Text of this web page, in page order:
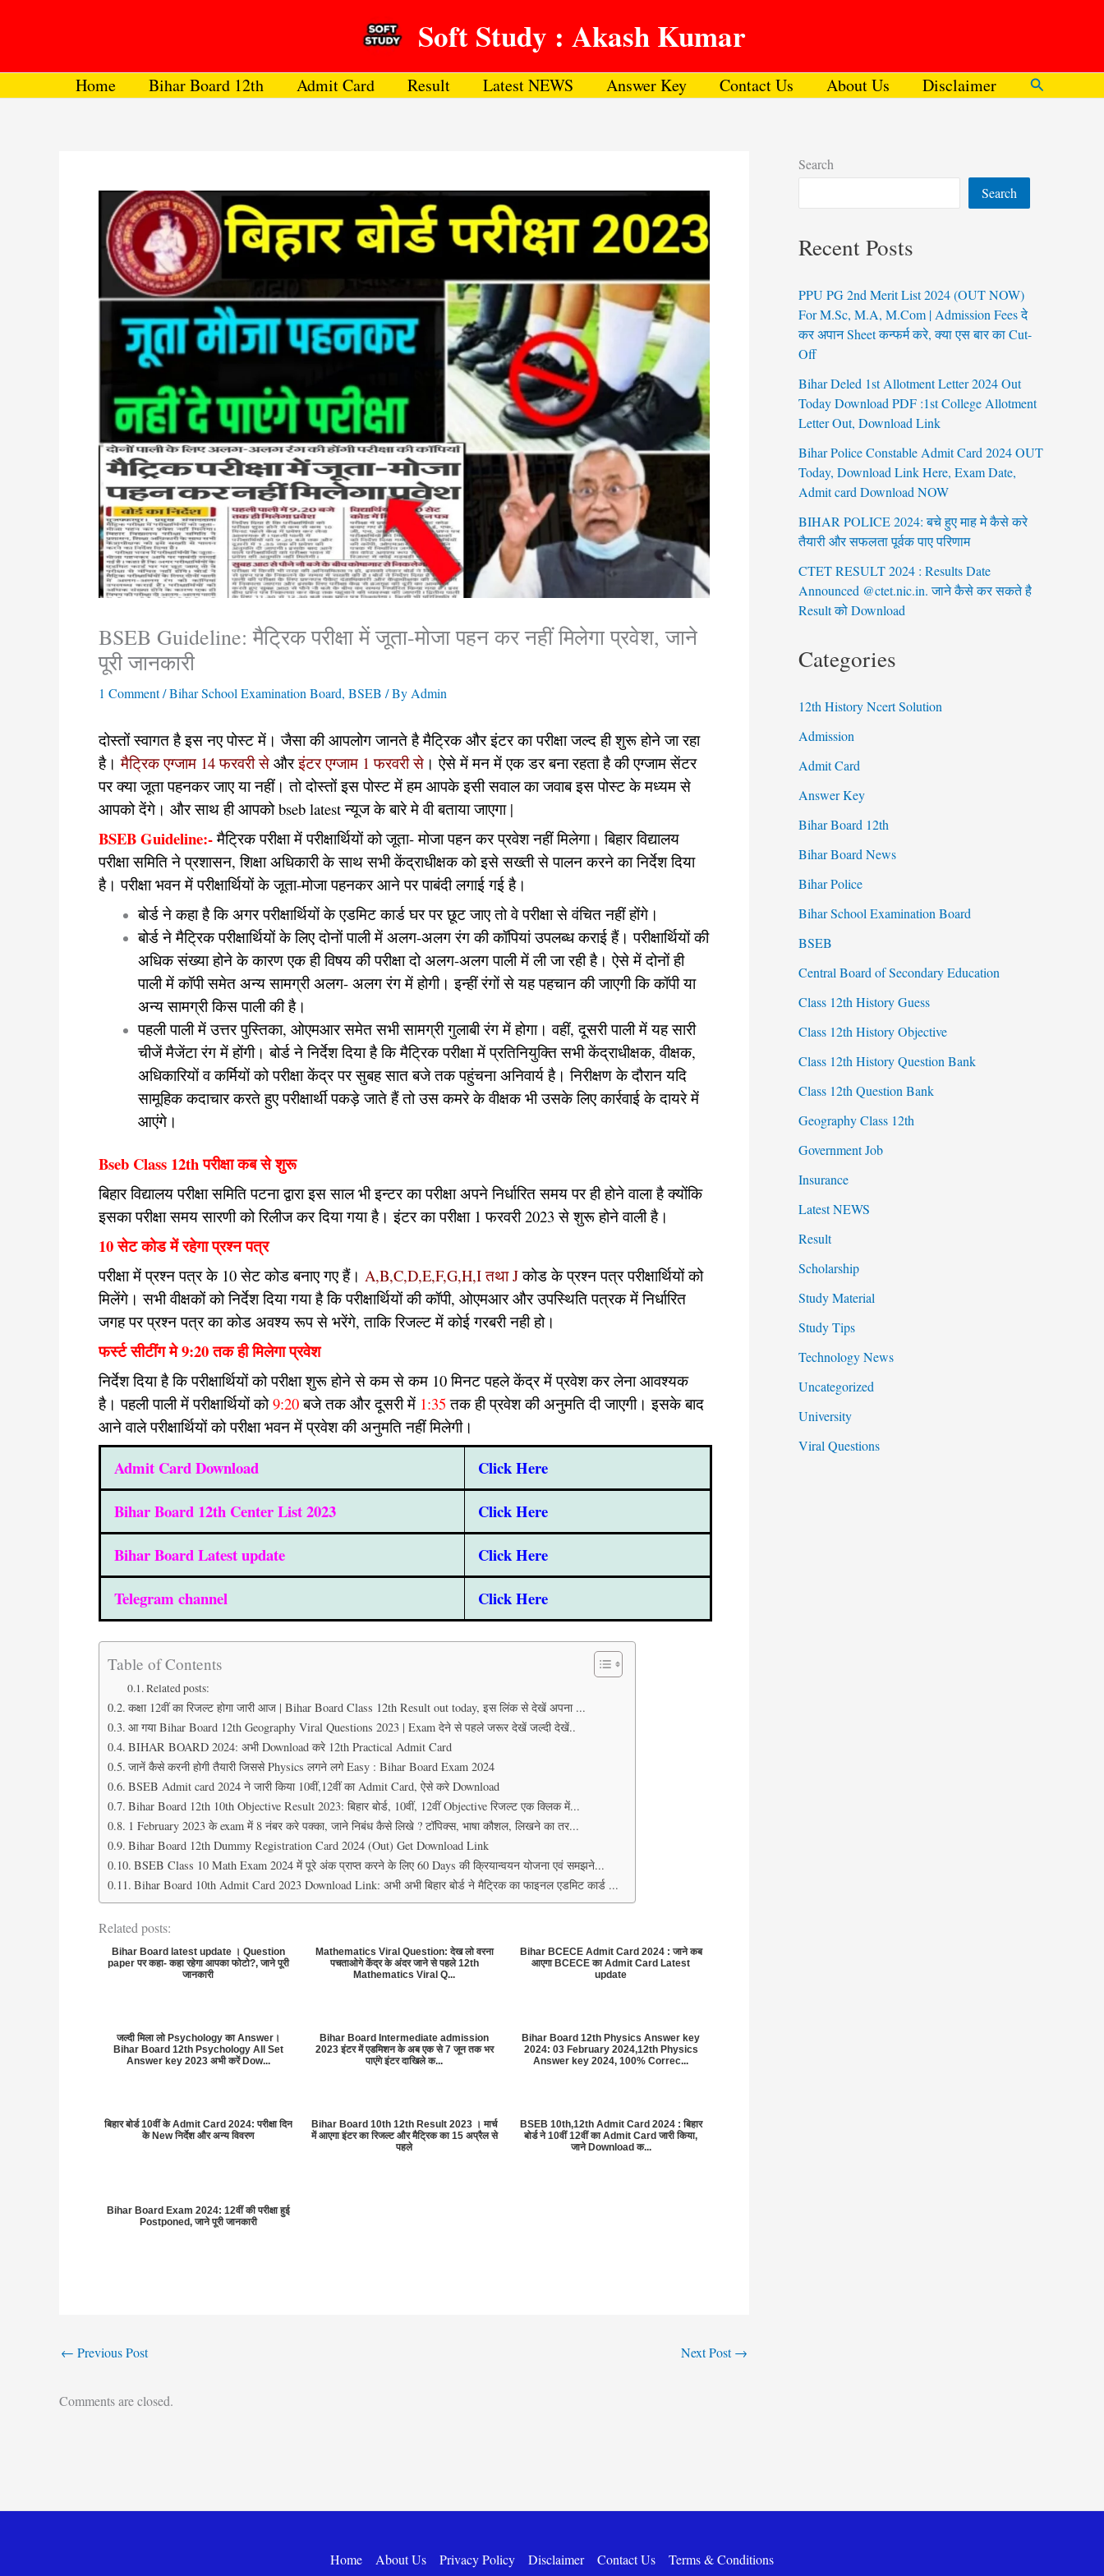
Soft Study : Akash Kumar
Home Bihar Board 12th Admit Card Result Latest NEWS Answer Key Contact Us About Us Disclaimer Search
BSEB Guideline: मैट्रिक परीक्षा में जूता-मोजा पहन कर नहीं मिलेगा प्रवेश, जाने
पूरी जानकारी
1 Comment/Bihar School Examination Board, BSEB / ByAdmin
दोस्तों स्वागत है इस नए पोस्ट में। जैसा की आपलोग जानते है मैट्रिक और इंटर का परीक्षा जल्द ही शुरू होने जा रहा
है।मैट्रिक एग्जाम 14 फरवरी से औरइंटर एग्जाम 1 फरवरी से । ऐसे में मन में एक डर बना रहता है की एग्जाम सेंटर
पर क्या जूता पहनकर जाए या नहीं। तो दोस्तों इस पोस्ट में हम आपके इसी सवाल का जवाब इस पोस्ट के मध्यम से
आपको देंगे। और साथ ही आपको bseb latest न्यूज के बारे मे वी बताया जाएगा |
BSEB Guideline:-मैट्रिक परीक्षा में परीक्षार्थियों को जूता- मोजा पहन कर प्रवेश नहीं मिलेगा। बिहार विद्यालय
परीक्षा समिति ने प्रशासन, शिक्षा अधिकारी के साथ सभी केंद्राधीक्षक को इसे सख्ती से पालन करने का निर्देश दिया
है। परीक्षा भवन में परीक्षार्थियों के जूता-मोजा पहनकर आने पर पाबंदी लगाई गई है।
बोर्ड ने कहा है कि अगर परीक्षार्थियों के एडमिट कार्ड घर पर छूट जाए तो वे परीक्षा से वंचित नहीं होंगे।
बोर्ड ने मैट्रिक परीक्षार्थियों के लिए दोनों पाली में अलग-अलग रंग की कॉपियां उपलब्ध कराई हैं। परीक्षार्थियों की
अधिक संख्या होने के कारण एक ही विषय की परीक्षा दो अलग-अलग पाली में ली जा रही है। ऐसे में दोनों ही
पाली में कॉपी समेत अन्य सामग्री अलग- अलग रंग में होगी। इन्हीं रंगों से यह पहचान की जाएगी कि कॉपी या
अन्य सामग्री किस पाली की है।
पहली पाली में उत्तर पुस्तिका, ओएमआर समेत सभी सामग्री गुलाबी रंग में होगा। वहीं, दूसरी पाली में यह सारी
चीजें मैजेंटा रंग में होंगी। बोर्ड ने निर्देश दिया है कि मैट्रिक परीक्षा में प्रतिनियुक्ति सभी केंद्राधीक्षक, वीक्षक,
अधिकारियों व कर्मियों को परीक्षा केंद्र पर सुबह सात बजे तक पहुंचना अनिवार्य है। निरीक्षण के दौरान यदि
सामूहिक कदाचार करते हुए परीक्षार्थी पकड़े जाते हैं तो उस कमरे के वीक्षक भी उसके लिए कार्रवाई के दायरे में
आएंगे।
Bseb Class 12th परीक्षा कब से शुरू
बिहार विद्यालय परीक्षा समिति पटना द्वारा इस साल भी इन्टर का परीक्षा अपने निर्धारित समय पर ही होने वाला है क्योंकि
इसका परीक्षा समय सारणी को रिलीज कर दिया गया है। इंटर का परीक्षा 1 फरवरी 2023 से शुरू होने वाली है।
10 सेट कोड में रहेगा प्रश्न पत्र
परीक्षा में प्रश्न पत्र के 10 सेट कोड बनाए गए हैं। A,B,C,D,E,F,G,H,I तथा Jकोड के प्रश्न पत्र परीक्षार्थियों को
मिलेंगे। सभी वीक्षकों को निर्देश दिया गया है कि परीक्षार्थियों की कॉपी, ओएमआर और उपस्थिति पत्रक में निर्धारित
जगह पर प्रश्न पत्र का कोड अवश्य रूप से भरेंगे, ताकि रिजल्ट में कोई गरबरी नही हो।
फर्स्ट सीटींग मे 9:20 तक ही मिलेगा प्रवेश
निर्देश दिया है कि परीक्षार्थियों को परीक्षा शुरू होने से कम से कम 10 मिनट पहले केंद्र में प्रवेश कर लेना आवश्यक
है। पहली पाली में परीक्षार्थियों को9:20बजे तक और दूसरी में 1:35 तक ही प्रवेश की अनुमति दी जाएगी। इसके बाद
आने वाले परीक्षार्थियों को परीक्षा भवन में प्रवेश की अनुमति नहीं मिलेगी।
Admit Card Download
Click Here
Bihar Board 12th Center List 2023
Click Here
Bihar Board Latest update
Click Here
Telegram channel
Click Here
Table of Contents
Related posts:
कक्षा 12वीं का रिजल्ट होगा जारी आज | Bihar Board Class 12th Result out today, इस लिंक से देखें अपना ...
आ गया Bihar Board 12th Geography Viral Questions 2023 | Exam देने से पहले जरूर देखें जल्दी देखें..
BIHAR BOARD 2024: अभी Download करे 12th Practical Admit Card
जानें कैसे करनी होगी तैयारी जिससे Physics लगने लगे Easy : Bihar Board Exam 2024
BSEB Admit card 2024 ने जारी किया 10वीं,12वीं का Admit Card, ऐसे करे Download
Bihar Board 12th 10th Objective Result 2023: बिहार बोर्ड, 10वीं, 12वीं Objective रिजल्ट एक क्लिक में...
1 February 2023 के exam में 8 नंबर करे पक्का, जाने निबंध कैसे लिखे ? टॉपिक्स, भाषा कौशल, लिखने का तर...
Bihar Board 12th Dummy Registration Card 2024 (Out) Get Download Link
BSEB Class 10 Math Exam 2024 में पूरे अंक प्राप्त करने के लिए 60 Days की क्रियान्वयन योजना एवं समझने...
Bihar Board 10th Admit Card 2023 Download Link: अभी अभी बिहार बोर्ड ने मैट्रिक का फाइनल एडमिट कार्ड ...
Related posts:
Bihar Board latest update । Question
paper पर कहा- कहा रहेगा आपका फोटो?, जाने पूरी
जानकारी
Mathematics Viral Question: देख लो वरना
पचताओगे केंद्र के अंदर जाने से पहले 12th
Mathematics Viral Q...
Bihar BCECE Admit Card 2024 : जाने कब
आएगा BCECE का Admit Card Latest
update
जल्दी मिला लो Psychology का Answer।
Bihar Board 12th Psychology All Set
Answer key 2023 अभी करें Dow...
Bihar Board Intermediate admission
2023 इंटर में एडमिशन के अब एक से 7 जून तक भर
पाएंगे इंटर दाखिले क...
Bihar Board 12th Physics Answer key
2024: 03 February 2024,12th Physics
Answer key 2024, 100% Correc...
बिहार बोर्ड 10वीं के Admit Card 2024: परीक्षा दिन
के New निर्देश और अन्य विवरण
Bihar Board 10th 12th Result 2023 । मार्च
में आएगा इंटर का रिजल्ट और मैट्रिक का 15 अप्रैल से
पहले
BSEB 10th,12th Admit Card 2024 : बिहार
बोर्ड ने 10वीं 12वीं का Admit Card जारी किया,
जाने Download क...
Bihar Board Exam 2024: 12वीं की परीक्षा हुई
Postponed, जाने पूरी जानकारी
← Previous Post Next Post→
Comments are closed.
Search
Search
Recent Posts
PPU PG 2nd Merit List 2024 (OUT NOW)
For M.Sc, M.A, M.Com | Admission Fees दे
कर अपान Sheet कन्फर्म करे, क्या एस बार का Cut-
Off
Bihar Deled 1st Allotment Letter 2024 Out
Today Download PDF :1st College Allotment
Letter Out, Download Link
Bihar Police Constable Admit Card 2024 OUT
Today, Download Link Here, Exam Date,
Admit card Download NOW
BIHAR POLICE 2024: बचे हुए माह मे कैसे करे
तैयारी और सफलता पूर्वक पाए परिणाम
CTET RESULT 2024 : Results Date
Announced @ctet.nic.in. जाने कैसे कर सकते है
Result को Download
Categories
12th History Ncert Solution
Admission
Admit Card
Answer Key
Bihar Board 12th
Bihar Board News
Bihar Police
Bihar School Examination Board
BSEB
Central Board of Secondary Education
Class 12th History Guess
Class 12th History Objective
Class 12th History Question Bank
Class 12th Question Bank
Geography Class 12th
Government Job
Insurance
Latest NEWS
Result
Scholarship
Study Material
Study Tips
Technology News
Uncategorized
University
Viral Questions
Home About Us Privacy Policy Disclaimer Contact Us Terms & Conditions